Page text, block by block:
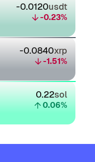
-0.0120usdt
-0.23%
-0.0840xrp
-1.51%
0.22sol
0.06%